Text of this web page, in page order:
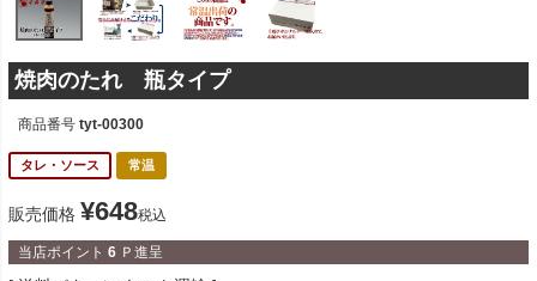
焼肉のたれ 瓶タイプ
商品番号 tyt-00300
タレ・ソース 常温
販売価格 ¥648税込
当店ポイント 6 Ｐ進呈